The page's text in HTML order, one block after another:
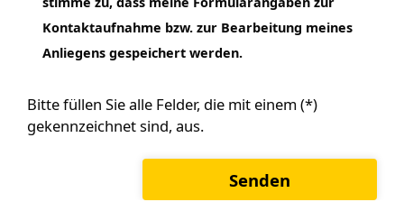
Kontaktaufnahme bzw. zur Bearbeitung meines
Anliegens gespeichert werden.
Bitte füllen Sie alle Felder, die mit einem (*)
gekennzeichnet sind, aus.